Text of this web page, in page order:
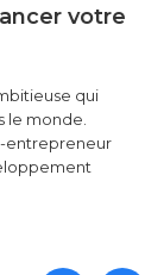
votre
qui
le monde.
entrepreneur